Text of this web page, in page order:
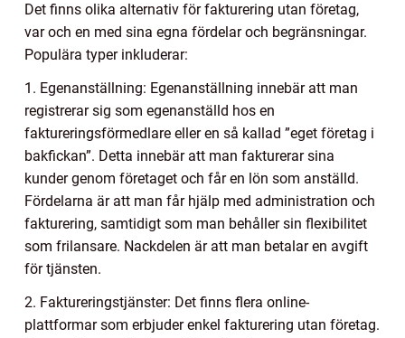
Det finns olika alternativ för fakturering utan företag,
var och en med sina egna fördelar och begränsningar.
Populära typer inkluderar:
1. Egenanställning: Egenanställning innebär att man
registrerar sig som egenanställd hos en
faktureringsförmedlare eller en så kallad ”eget företag i
bakfickan”. Detta innebär att man fakturerar sina
kunder genom företaget och får en lön som anställd.
Fördelarna är att man får hjälp med administration och
fakturering, samtidigt som man behåller sin flexibilitet
som frilansare. Nackdelen är att man betalar en avgift
för tjänsten.
2. Faktureringstjänster: Det finns flera online-
plattformar som erbjuder enkel fakturering utan företag.